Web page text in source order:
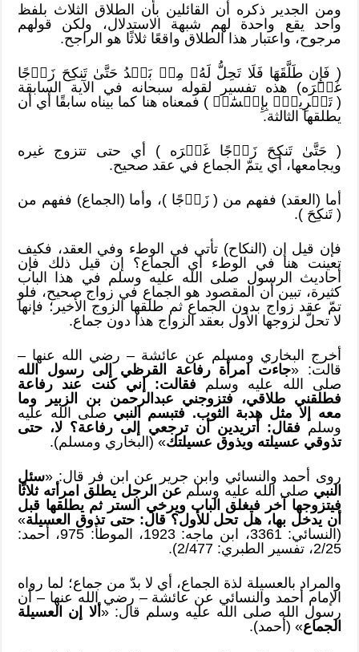
ومن الجدير ذكره أن القائلين بأن الطلاق الثلاث بلفظ
واحد يقع واحدة لهم شبهة الاستدلال، ولكن قولهم
مرجوح، واعتبار هذا الطلاق واقعًا ثلاثًا هو الراجح.
( فَإِن طَلَّقَهَا فَلَا تَحِلُّ لَهُۥ مِنۢ بَعۡدُ حَتَّىٰ تَنكِحَ زَوۡجًا
غَيۡرَه) هذه تفسير لقوله سبحانه في الآية السابقة
( تَسۡرِيحُۢ بِإِحۡسَٰنٖ ) فمعناه هنا كما بيناه سابقًا أي أن
يطلقها الثالثة.
(
حَتَّىٰ تَنكِحَ زَوۡجًا غَيۡرَه ) أي حتى تتزوج غيره
ويجامعها، أي يتمّ الجماع في عقد صحيح.
أما (العقد) ففهم من ( زَوۡجًا )، وأما (الجماع) ففهم من
( تَنكِحَ ).
فإن قيل إن (النكاح) تأتي في الوطء وفي العقد، فكيف
تعينت هنا في الوطء أي الجماع؟ إن قيل ذلك فإن
أحاديث الرسول صلى الله عليه وسلم في هذا الباب
كثيرة، تبين أن المقصود هو الجماع في زواج صحيح، فلو
تمّ عقد زواج بدون الجماع ثم طلقها الزوج الأخير؛ فإنها
لا تحلّ لزوجها الأول بعقد الزواج هذا دون جماع.
أخرج البخاري ومسلم عن عائشة – رضي الله عنها –
قالت: «جاءت امرأة رفاعة القرظي إلى رسول الله
صلى الله عليه وسلمفقالت: إني كنت عند رفاعة
فطلقني طلاقي، فتزوجني عبدالرحمن بن الزبير وما
معه إلا مثل هدبة الثوب. فتبسم النبي صلى الله عليه
وسلم فقال: أتريدين أن ترجعي إلى رفاعة؟ لا، حتى
تذوقي عسيلته ويذوق عسيلتك» (البخاري ومسلم).
روى أحمد والنسائي وابن جرير عن ابن فر قال: «سئل
النبي صلى الله عليه وسلم عن الرجل يطلق امرأته ثلاثًا
فيتزوجها آخر فيغلق الباب ويرخي الستر ثم يطلقها قبل
أن يدخل بها، هل تحل للأول؟ قال: حتى تذوق العسيلة»
(النسائي: 3361، ابن ماجه: 1923، الموطأ: 975، أحمد:
2/25، تفسير الطبري: 2/477).
والمراد بالعسيلة لذة الجماع، أي لا بدّ من جماع؛ لما رواه
الإمام أحمد والنسائي عن عائشة – رضي الله عنها – أن
رسول الله صلى الله عليه وسلم قال: «ألا إن العسيلة
الجماع» (أحمد).